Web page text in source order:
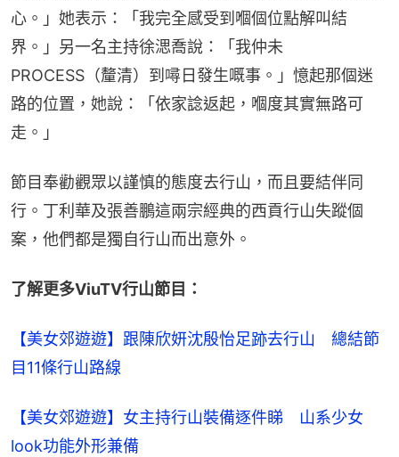
心。」她表示：「我完全感受到嗰個位點解叫結
界。」另一名主持徐㴓喬說：「我仲未
PROCESS（釐清）到噚日發生嘅事。」憶起那個迷
路的位置，她說：「依家諗返起，嗰度其實無路可
走。」
節目奉勸觀眾以謹慎的態度去行山，而且要結伴同
行。丁利華及張善鵬這兩宗經典的西貢行山失蹤個
案，他們都是獨自行山而出意外。
了解更多ViuTV行山節目：
【美女郊遊遊】跟陳欣妍沈殷怡足跡去行山　總結節
目11條行山路線
【美女郊遊遊】女主持行山裝備逐件睇　山系少女
look功能外形兼備